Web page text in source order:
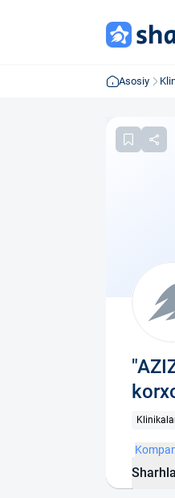
Asosiy